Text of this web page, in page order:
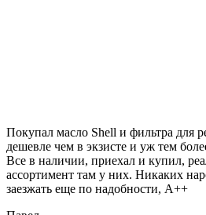
Покупал масло Shell и фильтра для
дешевле чем в экзисте и уж тем
Все в наличии, приехал и купил,
ассортимент там у них. Никаких
заезжать еще по надобности, A++